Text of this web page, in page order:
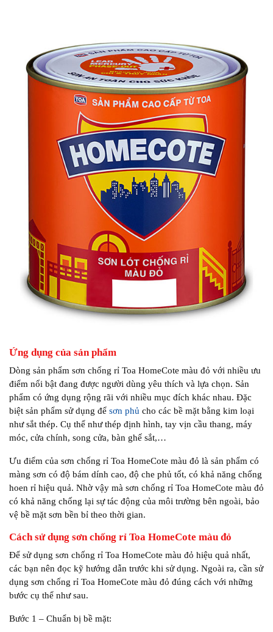
Ứng dụng của sản phẩm
Dòng sản phẩm sơn chống rỉ Toa HomeCote màu đỏ với nhiều ưu
điểm nổi bật đang được người dùng yêu thích và lựa chọn. Sản
phẩm có ứng dụng rộng rãi với nhiều mục đích khác nhau. Đặc
biệt sản phẩm sử dụng để sơn phủ cho các bề mặt bằng kim loại
như sắt thép. Cụ thể như thép định hình, tay vịn cầu thang, máy
móc, cửa chính, song cửa, bàn ghế sắt,…
Ưu điểm của sơn chống rỉ Toa HomeCote màu đỏ là sản phẩm có
màng sơn có độ bám dính cao, độ che phủ tốt, có khả năng chống
hoen rỉ hiệu quả. Nhờ vậy mà sơn chống rỉ Toa HomeCote màu đỏ
có khả năng chống lại sự tác động của môi trường bên ngoài, bảo
vệ bề mặt sơn bền bỉ theo thời gian.
Cách sử dụng sơn chống rỉ Toa HomeCote màu đỏ
Để sử dụng sơn chống rỉ Toa HomeCote màu đỏ hiệu quả nhất,
các bạn nên đọc kỹ hướng dẫn trước khi sử dụng. Ngoài ra, cần sử
dụng sơn chống rỉ Toa HomeCote màu đỏ đúng cách với những
bước cụ thể như sau.
Bước 1 – Chuẩn bị bề mặt: